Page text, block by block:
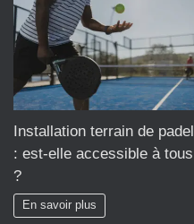
Installation terrain de padel
: est-elle accessible à tous
?
En savoir plus